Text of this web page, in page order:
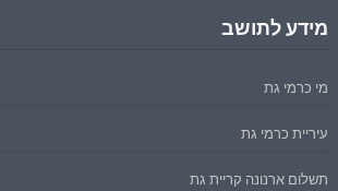
מידע לתושב
מי כרמי גת
עיריית כרמי גת
תשלום ארנונה קריית גת